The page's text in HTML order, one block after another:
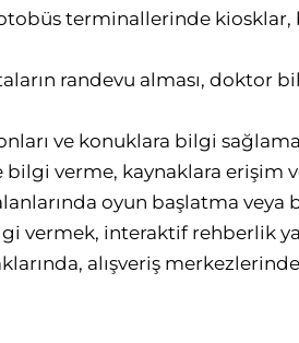
terminallerinde
randevu alması,
ve konuklara bilgi
verme, kaynaklara
oyun başlatma
vermek, interaktif rehberlik
alışveriş